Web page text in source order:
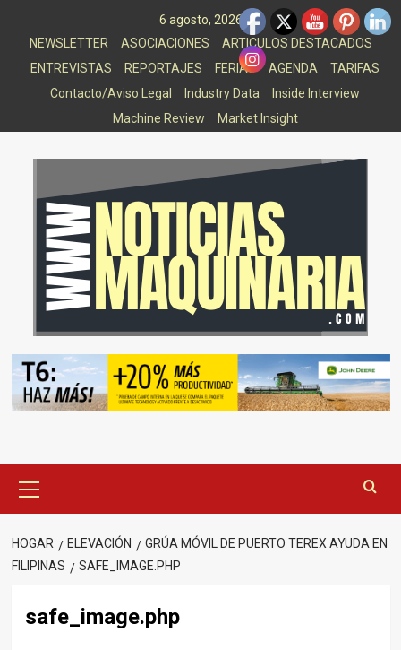
6 agosto, 2026
NEWSLETTER
ASOCIACIONES
ARTICULOS DESTACADOS
ENTREVISTAS
REPORTAJES FERIAS AGENDA
TARIFAS
Contacto/Aviso Legal
Industry Data
Inside Interview
Machine Review
Market Insight
principal
HOGAR ELEVACIÓN
GRÚA MÓVIL DE PUERTO TEREX AYUDA EN
FILIPINAS
SAFE_IMAGE.PHP
safe_image.php